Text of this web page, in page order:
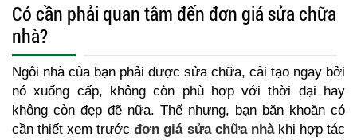
Có cần phải quan tâm đến đơn giá sửa chữa
nhà?
Ngôi nhà của bạn phải được sửa chữa, cải tạo ngay bởi
nó xuống cấp, không còn phù hợp với thời đại hay
không còn đẹp đẽ nữa. Thế nhưng, bạn băn khoăn có
cần thiết xem trướcđơn giá sửa chữa nhàkhi hợp tác